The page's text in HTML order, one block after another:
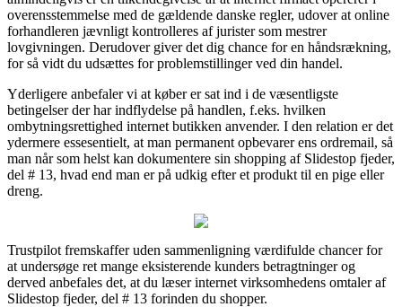
overensstemmelse med de gældende danske regler, udover at online
forhandleren jævnligt kontrolleres af jurister som mestrer
lovgivningen. Derudover giver det dig chance for en håndsrækning,
for så vidt du udsættes for problemstillinger ved din handel.
Yderligere anbefaler vi at køber er sat ind i de væsentligste
betingelser der har indflydelse på handlen, f.eks. hvilken
ombytningsrettighed internet butikken anvender. I den relation er det
ydermere essesentielt, at man permanent opbevarer ens ordremail, så
man når som helst kan dokumentere sin shopping af Slidestop fjeder,
del # 13, hvad end man er på udkig efter et produkt til en pige eller
dreng.
Trustpilot fremskaffer uden sammenligning værdifulde chancer for
at undersøge ret mange eksisterende kunders betragtninger og
derved anbefales det, at du læser internet virksomhedens omtaler af
Slidestop fjeder, del # 13 forinden du shopper.